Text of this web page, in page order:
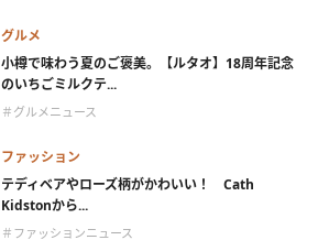
グルメ
小樽で味わう夏のご褒美。【ルタオ】18周年記念
のいちごミルクテ...
＃グルメニュース
ファッション
テディベアやローズ柄がかわいい！ Cath
Kidstonから...
＃ファッションニュース